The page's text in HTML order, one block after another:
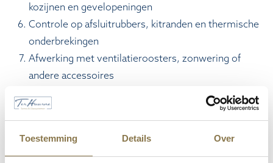
Toestemming Details Over
kozijnen en gevelopeningen
Controle op afsluitrubbers, kitranden en thermische
onderbrekingen
Afwerking met ventilatieroosters, zonwering of
andere accessoires
Welke detaillering bepaalt de
De detaillering van de aansluiting richt zich op de